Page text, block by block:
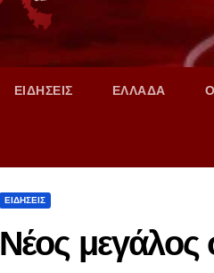
ΕΙΔΗΣΕΙΣ ΕΛΛΑΔΑ
ΕΙΔΗΣΕΙΣ
Νέος